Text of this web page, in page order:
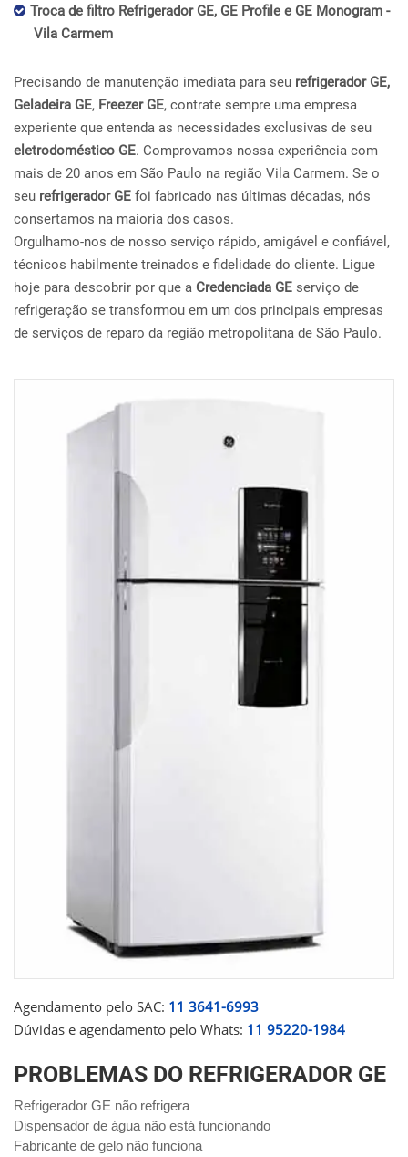
Troca de filtro Refrigerador GE, GE Profile e GE Monogram -
Vila Carmem
Precisando de manutenção imediata para seu refrigerador GE,
Geladeira GE, Freezer GE, contrate sempre uma empresa
experiente que entenda as necessidades exclusivas de seu
eletrodoméstico GE. Comprovamos nossa experiência com
mais de 20 anos em São Paulo na região Vila Carmem. Se o
seu refrigerador GE foi fabricado nas últimas décadas, nós
consertamos na maioria dos casos.
Orgulhamo-nos de nosso serviço rápido, amigável e confiável,
técnicos habilmente treinados e fidelidade do cliente. Ligue
hoje para descobrir por que a Credenciada GE serviço de
refrigeração se transformou em um dos principais empresas
de serviços de reparo da região metropolitana de São Paulo.
Agendamento pelo SAC: 11 3641-6993
Dúvidas e agendamento pelo Whats: 11 95220-1984
PROBLEMAS DO REFRIGERADOR GE
Refrigerador GE não refrigera
Dispensador de água não está funcionando
Fabricante de gelo não funciona